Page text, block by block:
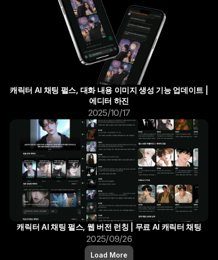
캐릭터 AI 채팅 펄스, 대화 내용 이미지 생성 기능 업데이트 |
에디터 하진
2025/10/17
캐릭터 AI 채팅 펄스, 웹 버전 런칭 | 무료 AI 캐릭터 채팅
2025/09/26
Load More